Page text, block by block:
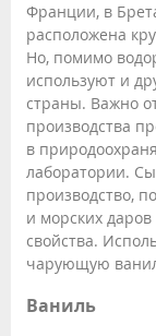
Франции, в
расположена
Но, помимо
используют и
страны. Важно
производства
в
лаборатории.
производство,
и морских
свойства.
чарующую
Ваниль